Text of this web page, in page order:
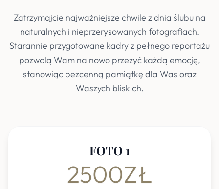
Zatrzymajcie najważniejsze chwile z dnia ślubu na
naturalnych i nieprzerysowanych fotografiach.
Starannie przygotowane kadry z pełnego reportażu
pozwolą Wam na nowo przeżyć każdą emocję,
stanowiąc bezcenną pamiątkę dla Was oraz
Waszych bliskich.
FOTO 1
2500ZŁ